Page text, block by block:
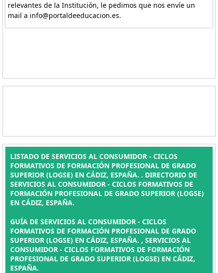
relevantes de la Institución, le pedimos que nos envíe un
mail a info@portaldeeducacion.es.
LISTADO DE SERVICIOS AL CONSUMIDOR - CICLOS
FORMATIVOS DE FORMACIÓN PROFESIONAL DE GRADO
SUPERIOR (LOGSE) EN CÁDIZ, ESPAÑA. . DIRECTORIO DE
SERVICIOS AL CONSUMIDOR - CICLOS FORMATIVOS DE
FORMACIÓN PROFESIONAL DE GRADO SUPERIOR (LOGSE)
EN CÁDIZ, ESPAÑA.
GUÍA DE SERVICIOS AL CONSUMIDOR - CICLOS
FORMATIVOS DE FORMACIÓN PROFESIONAL DE GRADO
SUPERIOR (LOGSE) EN CÁDIZ, ESPAÑA. , SERVICIOS AL
CONSUMIDOR - CICLOS FORMATIVOS DE FORMACIÓN
PROFESIONAL DE GRADO SUPERIOR (LOGSE) EN CÁDIZ,
ESPAÑA.